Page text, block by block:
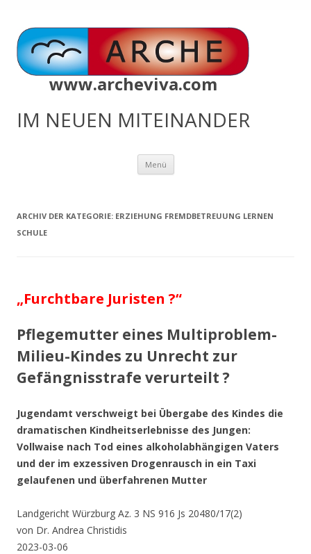
www.archeviva.com
IM NEUEN MITEINANDER
Menü Zum
springen
ARCHIV DER KATEGORIE: ERZIEHUNG FREMDBETREUUNG LERNEN
SCHULE
„Furchtbare Juristen ?“
Pflegemutter eines Multiproblem-
Milieu-Kindes zu Unrecht zur
Gefängnisstrafe verurteilt ?
Jugendamt verschweigt bei Übergabe des Kindes die
dramatischen Kindheitserlebnisse des Jungen:
Vollwaise nach Tod eines alkoholabhängigen Vaters
und der im exzessiven Drogenrausch in ein Taxi
gelaufenen und überfahrenen Mutter
Landgericht Würzburg Az. 3 NS 916 Js 20480/17(2)
von Dr. Andrea Christidis
2023-03-06